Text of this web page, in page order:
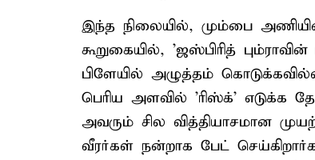
இந்த நிலையில், மும்பை
கூறுகையில், 'ஜஸ்பிரித்
பிளேயில் அழுத்தம்
பெரிய அளவில் 'ரிஸ்க்' எடுக்க
அவரும் சில வித்தியாசமான
வீரர்கள் நன்றாக பேட்